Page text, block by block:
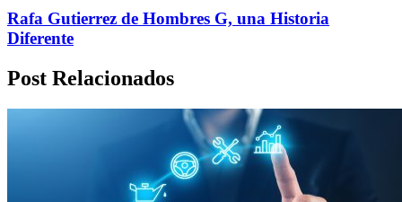
Rafa Gutierrez de Hombres G, una Historia
Diferente
Post Relacionados